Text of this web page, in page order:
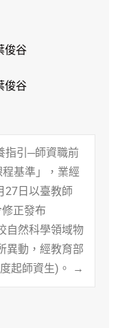
俊谷
俊谷
指引─師資職前
基準」，業經
27日以臺教師
正發布
自然科學領域物
異動，經教育部
起師資生)。
→